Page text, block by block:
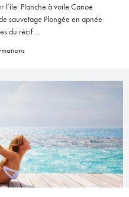
l’île: Planche à voile Canoë
sauvetage Plongée en apnée
du récif ...